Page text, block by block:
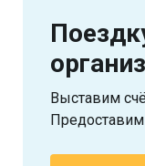
Выставим